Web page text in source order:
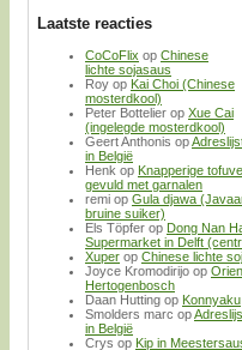
Laatste reacties
CoCoFlix op Chinese
lichte sojasaus
Roy op Kai Choi (Chinese
mosterdkool)
Peter Bottelier op Xue Cai
(ingelegde mosterdkool)
Geert Anthonis op
in België
Henk op Knapperige
gevuld met garnalen
remi op Gula djawa
bruine suiker)
Els Töpfer op Dong Nan
Supermarket in Delft
Xuper op Chinese lichte
Joyce Kromodirijo op
Hertogenbosch
Daan Hutting op Konnyaku
Smolders marc op
in België
Crys op Kip in